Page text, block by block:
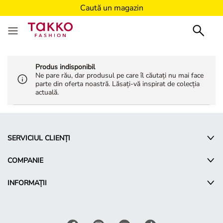
Caută un magazin
Produs indisponibil
Ne pare rău, dar produsul pe care îl căutați nu mai face
parte din oferta noastră. Lăsați-vă inspirat de colecția
actuală.
SERVICIUL CLIENȚI
COMPANIE
INFORMAȚII